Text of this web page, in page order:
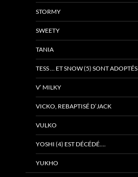
STORMY
SWEETY
TANIA
TESS … ET SNOW (5) SONT ADOPTÉS
V’ MILKY
VICKO, REBAPTISÉ D’JACK
VULKO
YOSHI (4) EST DÉCÉDÉ….
YUKHO